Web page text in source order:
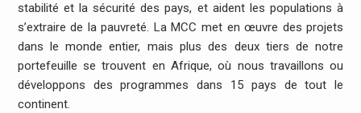
stabilité et la sécurité des pays, et aident les populations à
s’extraire de la pauvreté. La MCC met en œuvre des projets
dans le monde entier, mais plus des deux tiers de notre
portefeuille se trouvent en Afrique, où nous travaillons ou
développons des programmes dans 15 pays de tout le
continent.